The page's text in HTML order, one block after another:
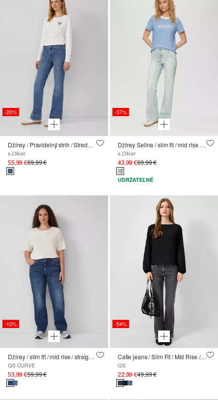
-20%
Džínsy / Pravidelný strih / Stredne vysoký strih / Rozšírené nohavice / Vrecká s nášivkami
s.Oliver
55,99 €69,99 €
-37%
Džínsy Selina / slim fit / mid rise / flared leg
s.Oliver
43,99 €69,99 €
UDRŽATEĽNÉ
-10%
Džínsy / slim fit / mid rise / straight leg
QS CURVE
53,99 €59,99 €
-54%
Catie jeans / Slim Fit / Mid Rise / Bootcut Leg
QS
22,99 €49,99 €